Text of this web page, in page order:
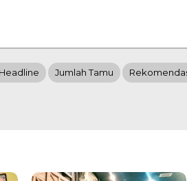
Headline Jumlah Tamu